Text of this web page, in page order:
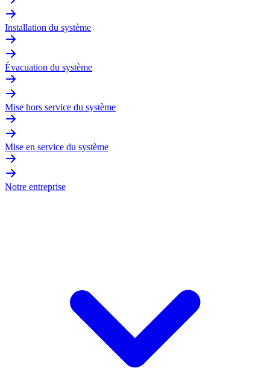
Installation du système
Évacuation du système
Mise hors service du système
Mise en service du système
Notre entreprise